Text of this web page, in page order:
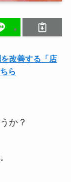
改善する「店
ら
か？